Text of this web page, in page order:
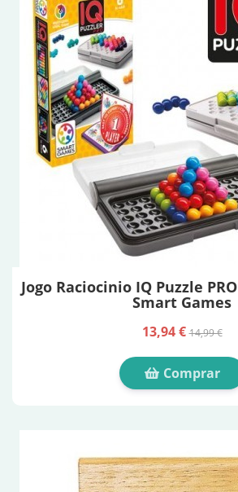
Jogo Raciocinio IQ Puzzle
Smart Games
13,94 €14,99 €
Comprar